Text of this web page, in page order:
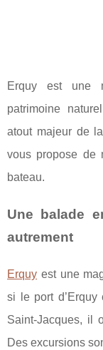
Erquy est une
patrimoine
atout majeur de
vous propose de
bateau.
Une balade
autrement
Erquy est une
si le port
Saint-Jacques, il
Des excursions